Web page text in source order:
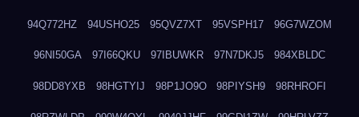
94Q772HZ 94USHO25 95QVZ7XT 95VSPH17 96G7WZOM
96NI50GA 97I66QKU 97IBUWKR 97N7DKJ5 984XBLDC
98DD8YXB 98HGTYIJ 98P1JO9O 98PIYSH9 98RHROFI